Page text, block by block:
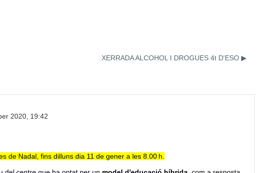
XERRADA ALCOHOL I DROGUES 4t D'ESO ▶︎
2020, 19:42
de Nadal, fins dilluns dia 11 de gener a les 8.00 h.